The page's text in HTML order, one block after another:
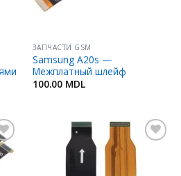
ЗАПЧАСТИ GSM
Samsung A20s —
Межплатный шлейф
100.00 MDL
Добавить
Избранное